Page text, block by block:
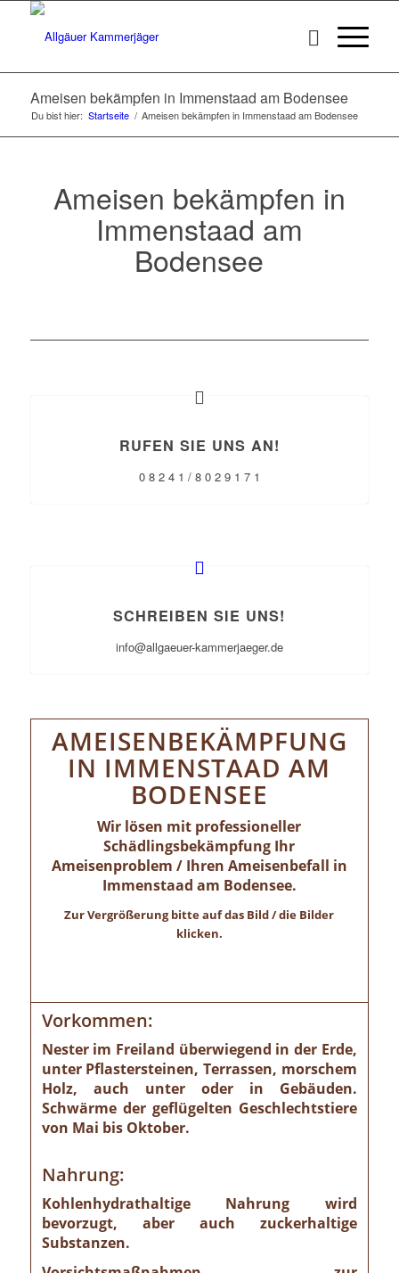
Ameisen bekämpfen in Immenstaad am Bodensee
Du bist hier: Startseite / Ameisen bekämpfen in Immenstaad am Bodensee
Ameisen bekämpfen in
Immenstaad am
Bodensee
RUFEN SIE UNS AN!
0 8 2 4 1 / 8 0 2 9 1 7 1
SCHREIBEN SIE UNS!
info@allgaeuer-kammerjaeger.de
AMEISENBEKÄMPFUNG
IN IMMENSTAAD AM
BODENSEE
Wir lösen mit professioneller
Schädlingsbekämpfung Ihr
Ameisenproblem / Ihren Ameisenbefall in
Immenstaad am Bodensee.
Zur Vergrößerung bitte auf das Bild / die Bilder
klicken.
Vorkommen:
Nester im Freiland überwiegend in der Erde,
unter Pflastersteinen, Terrassen, morschem
Holz, auch unter oder in Gebäuden.
Schwärme der geflügelten Geschlechtstiere
von Mai bis Oktober.
Nahrung:
Kohlenhydrathaltige Nahrung wird
bevorzugt, aber auch zuckerhaltige
Substanzen.